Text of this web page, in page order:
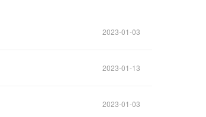
2023-01-03
2023-01-13
2023-01-03